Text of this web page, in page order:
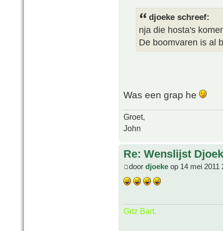
djoeke schreef:
nja die hosta's
De boomvaren is al
Was een grap he
Groet,
John
Re: Wenslijst
door djoeke op 14 mei 2011
Grtz Bart.